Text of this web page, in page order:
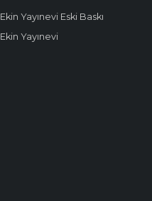
Ekin Yayınevi Eski Baskı
Ekin Yayınevi